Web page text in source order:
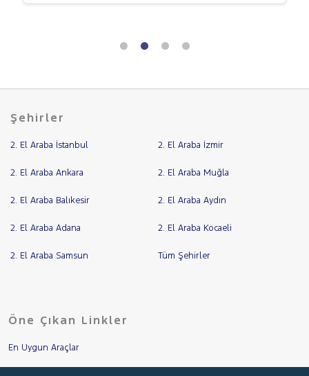
Şehirler
2. El Araba İstanbul 2. El Araba İzmir
2. El Araba Ankara 2. El Araba Muğla
2. El Araba Balıkesir 2. El Araba Aydın
2. El Araba Adana 2. El Araba Kocaeli
2. El Araba Samsun Tüm Şehirler
Öne Çıkan Linkler
En Uygun Araçlar